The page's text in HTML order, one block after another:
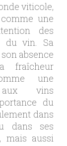
viticole,
une
des
du vin. Sa
absence
fraîcheur
une
aux vins
du
dans
dans ses
mais aussi